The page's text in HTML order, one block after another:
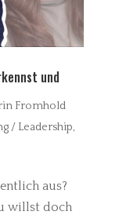
und
Fromhold
/ Leadership,
aus?
willst doch